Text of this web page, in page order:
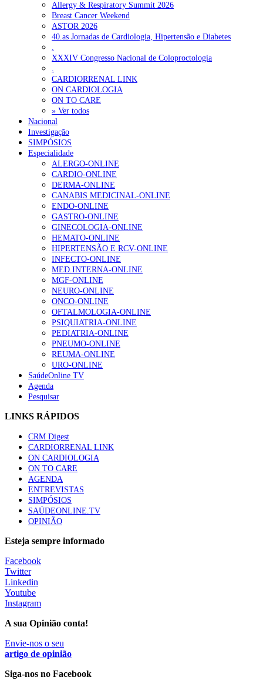
ULS de Coimbra estreia cirurgia endoscópica do ouvido com
apoio robótico em Portugal
Enfermeiros exigem esclarecimentos sobre eventual gestão
privada da ULS do Algarve 7 de Agosto, 2026
Ordem dos Médicos alerta para riscos no novo sistema de acesso
a consultas e cirurgias 7 de Agosto, 2026
Portugal está a formar os médicos de que precisa?
2026
NOTÍCIAS MAIS LIDAS
Enfermagem Forense. “Da urgência ao tribunal, cada
gesto conta e cada profissional faz a diferença”
203 visualizações
1.º Episódio do Podcast “Frequência Cardio – Sintoniza-
te na Insuficiência Cardíaca” da Bayer
169 visualizações
Alguns milhares de utentes podem ficar sem médico de
família com nova regras do registo, alerta associação
132 visualizações
“Os programas de rastreio do cancro do pulmão são
custo-efetivos e representam um investimento
sustentável para os sistemas de saúde”
Quase quatro em cada dez doentes com enfarte
apresentavam níveis elevados de Lp(a), revela estudo
87 visualizações
Trodelvy aprovado para primeira linha no cancro da
mama triplo negativo metastático em doentes não
61 visualizações
MAIS NOTÍCIAS
Quase 11.900 jovens recorreram aos cheques psicólogo e
nutricionista no primeiro mês
ULS de Coimbra estreia cirurgia endoscópica do ouvido com
apoio robótico em Portugal
Allergy & Respiratory Summit 2026
Breast Cancer Weekend
ASTOR 2026
40.as Jornadas de Cardiologia, Hipertensão e Diabetes
.
XXXIV Congresso Nacional de Coloproctologia
.
CARDIORRENAL LINK
ON CARDIOLOGIA
ON TO CARE
» Ver todos
Nacional
Investigação
SIMPÓSIOS
Especialidade
ALERGO-ONLINE
CARDIO-ONLINE
DERMA-ONLINE
CANABIS MEDICINAL-ONLINE
ENDO-ONLINE
GASTRO-ONLINE
GINECOLOGIA-ONLINE
HEMATO-ONLINE
HIPERTENSÃO E RCV-ONLINE
INFECTO-ONLINE
MED.INTERNA-ONLINE
MGF-ONLINE
NEURO-ONLINE
ONCO-ONLINE
OFTALMOLOGIA-ONLINE
PSIQUIATRIA-ONLINE
PEDIATRIA-ONLINE
PNEUMO-ONLINE
REUMA-ONLINE
URO-ONLINE
SaúdeOnline TV
Agenda
Pesquisar
LINKS RÁPIDOS
CRM Digest
CARDIORRENAL LINK
ON CARDIOLOGIA
ON TO CARE
AGENDA
ENTREVISTAS
SIMPÓSIOS
SAÚDEONLINE.TV
OPINIÃO
Esteja sempre informado
Facebook
Twitter
Linkedin
Youtube
Instagram
A sua Opinião conta!
Envie-nos o seu
artigo de opinião
Siga-nos no Facebook